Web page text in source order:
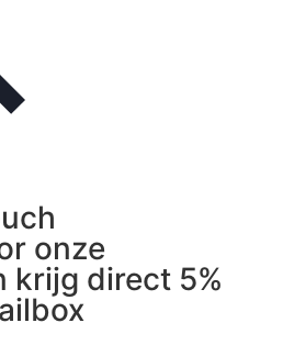
onze
krijg direct 5%